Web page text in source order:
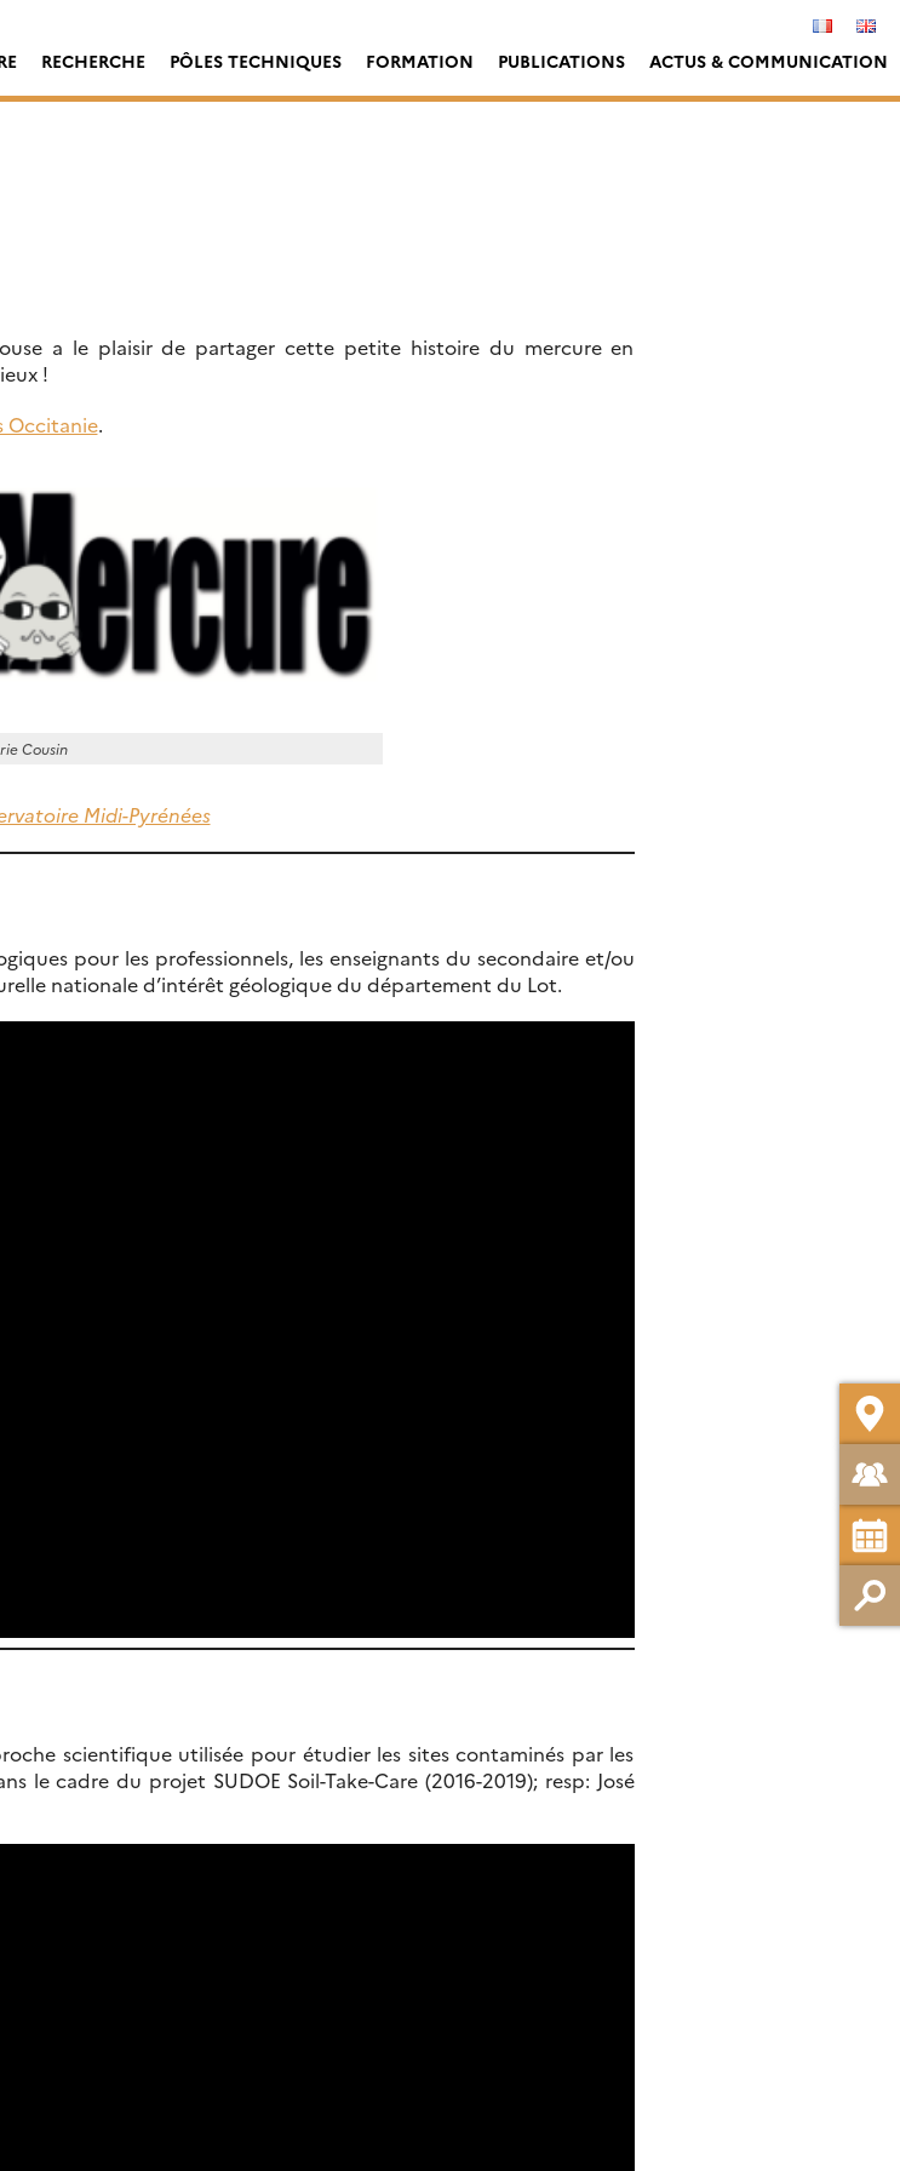
RECHERCHE PÔLES TECHNIQUES FORMATION PUBLICATIONS ACTUS & COMMUNICATION
a le plaisir de partager cette petite histoire du mercure en
!
Occitanie.
Cousin
Midi-Pyrénées
pour les professionnels, les enseignants du secondaire et/ou
nationale d’intérêt géologique du département du Lot.
scientifique utilisée pour étudier les sites contaminés par les
le cadre du projet SUDOE Soil-Take-Care (2016-2019); resp: José